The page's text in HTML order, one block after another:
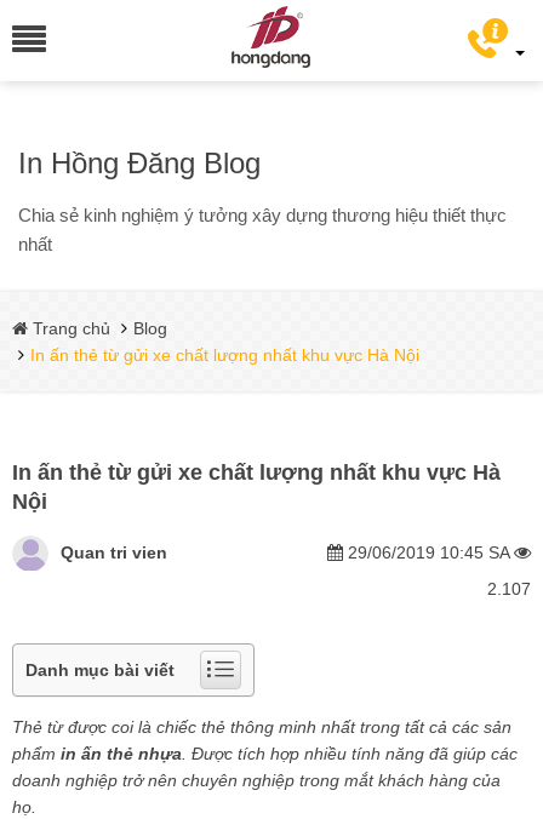
In Hồng Đăng Blog
Chia sẻ kinh nghiệm ý tưởng xây dựng thương hiệu thiết thực
nhất
Trang chủ
Blog
In ấn thẻ từ gửi xe chất lượng nhất khu vực Hà Nội
In ấn thẻ từ gửi xe chất lượng nhất khu vực Hà
Nội
Quan tri vien
29/06/2019 10:45 SA
2.107
Danh mục bài viết
Thẻ từ được coi là chiếc thẻ thông minh nhất trong tất cả các sản
phẩm in ấn thẻ nhựa . Được tích hợp nhiều tính năng đã giúp các
doanh nghiệp trở nên chuyên nghiệp trong mắt khách hàng của
họ.